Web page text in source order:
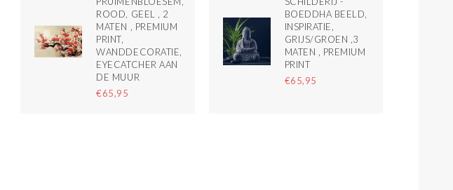
ROOD, GEEL , 2
MATEN , PREMIUM
PRINT,
WANDDECORATIE,
EYECATCHER AAN
DE MUUR
€65,95
BOEDDHA BEELD,
INSPIRATIE,
GRIJS/GROEN ,3
MATEN , PREMIUM
PRINT
€65,95